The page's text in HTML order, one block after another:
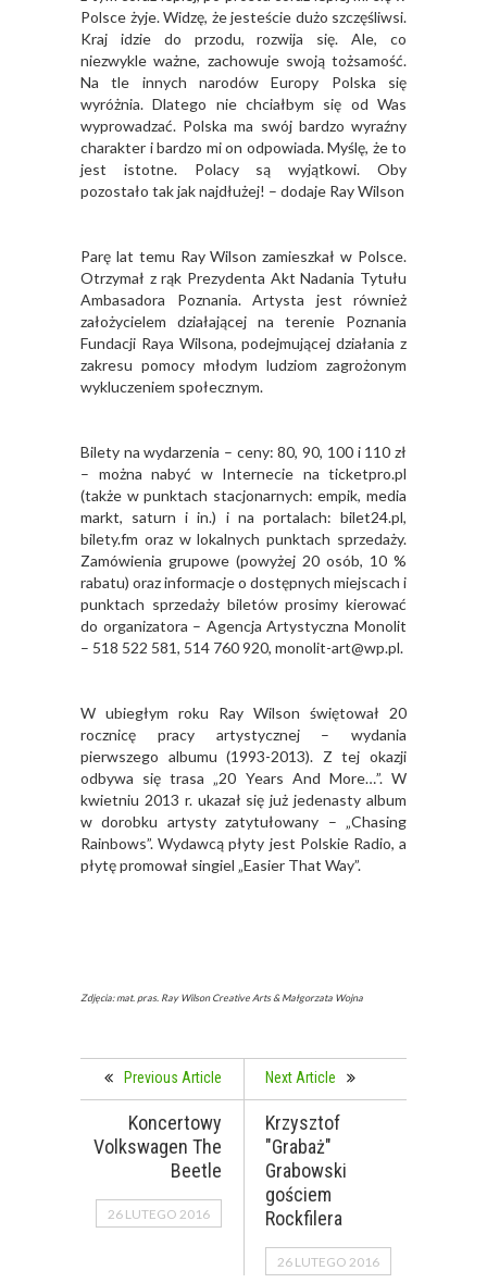
Polsce żyje. Widzę, że jesteście dużo szczęśliwsi.
Kraj idzie do przodu, rozwija się. Ale, co
niezwykle ważne, zachowuje swoją tożsamość.
Na tle innych narodów Europy Polska się
wyróżnia. Dlatego nie chciałbym się od Was
wyprowadzać. Polska ma swój bardzo wyraźny
charakter i bardzo mi on odpowiada. Myślę, że to
jest istotne. Polacy są wyjątkowi. Oby
pozostało tak jak najdłużej! – dodaje Ray Wilson
Parę lat temu Ray Wilson zamieszkał w Polsce.
Otrzymał z rąk Prezydenta Akt Nadania Tytułu
Ambasadora Poznania. Artysta jest również
założycielem działającej na terenie Poznania
Fundacji Raya Wilsona, podejmującej działania z
zakresu pomocy młodym ludziom zagrożonym
wykluczeniem społecznym.
Bilety na wydarzenia – ceny: 80, 90, 100 i 110 zł
– można nabyć w Internecie na ticketpro.pl
(także w punktach stacjonarnych: empik, media
markt, saturn i in.) i na portalach: bilet24.pl,
bilety.fm oraz w lokalnych punktach sprzedaży.
Zamówienia grupowe (powyżej 20 osób, 10 %
rabatu) oraz informacje o dostępnych miejscach i
punktach sprzedaży biletów prosimy kierować
do organizatora – Agencja Artystyczna Monolit
– 518 522 581, 514 760 920, monolit-art@wp.pl.
W ubiegłym roku Ray Wilson świętował 20
rocznicę pracy artystycznej – wydania
pierwszego albumu (1993-2013). Z tej okazji
odbywa się trasa „20 Years And More…”. W
kwietniu 2013 r. ukazał się już jedenasty album
w dorobku artysty zatytułowany – „Chasing
Rainbows”. Wydawcą płyty jest Polskie Radio, a
płytę promował singiel „Easier That Way”.
Zdjęcia: mat. pras. Ray Wilson Creative Arts & Małgorzata Wojna
Previous Article
Koncertowy
Volkswagen The
Beetle
26 LUTEGO 2016
Next Article
Krzysztof
"Grabaż"
Grabowski
gościem
Rockfilera
26 LUTEGO 2016